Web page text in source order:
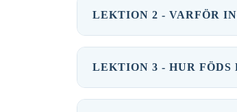
LEKTION 2 - VARFÖR
LEKTION 3 - HUR FÖDS